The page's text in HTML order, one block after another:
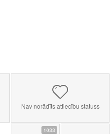
Nav norādīts attiecību statuss
1033